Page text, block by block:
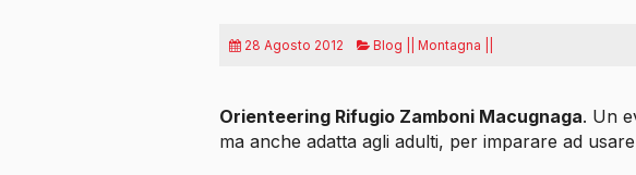
28 Agosto 2012 Blog || Montagna ||
Orienteering Rifugio Zamboni Macugnaga. Un
ma anche adatta agli adulti, per imparare ad usare